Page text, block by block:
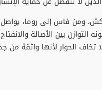
ومن فاس إلى روما، يواصل
التوازن بين الأصالة
الحوار لأنها واثقة من